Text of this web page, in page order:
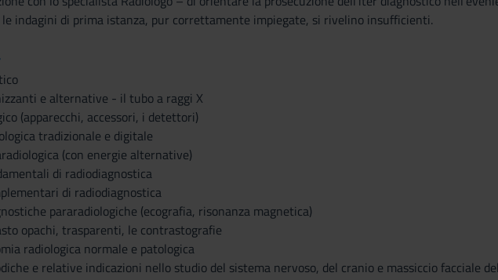
le indagini di prima istanza, pur correttamente impiegate, si rivelino insufficienti.
e alternative - il tubo a raggi X
(apparecchi, accessori, i detettori)
tradizionale e digitale
(con energie alternative)
di radiodiagnostica
di radiodiagnostica
pararadiologiche (ecografia, risonanza magnetica)
opachi, trasparenti, le contrastografie
radiologica normale e patologica
e relative indicazioni nello studio del sistema nervoso, del cranio e massiccio facciale